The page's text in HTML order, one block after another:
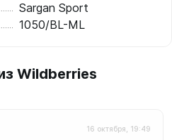
Sargan Sport
1050/BL-ML
Wildberries
16 октября, 19:49